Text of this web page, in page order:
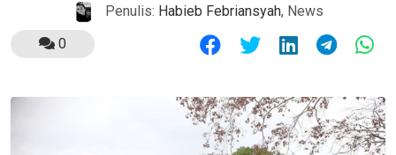
Penulis: Habieb Febriansyah, News
0